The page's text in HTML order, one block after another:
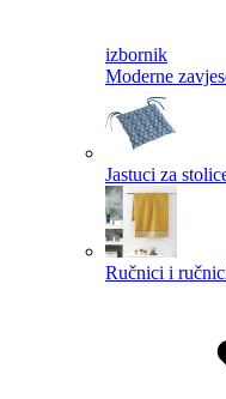
izbornik
Moderne
Jastuci za
Ručnici i